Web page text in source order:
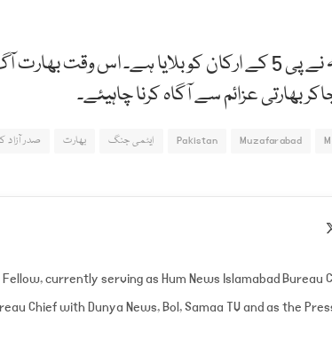
ان کا کہنا تھا کہ ہمارے دفتر خارخہ نے پی 5 کے ارکان کو
عزائم سے آگاہ کرنا چاہیئے۔
Muzafarabad
Pakistan ایٹمی جنگ بھارت صدر آزاد
currently serving as Hum News Islamabad Bureau
Chief with Dunya News, Bol, Samaa TV and as the